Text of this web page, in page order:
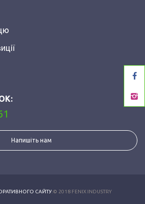
Напишіть нам
САЙТУ:© 2018 FENIX INDUSTRY